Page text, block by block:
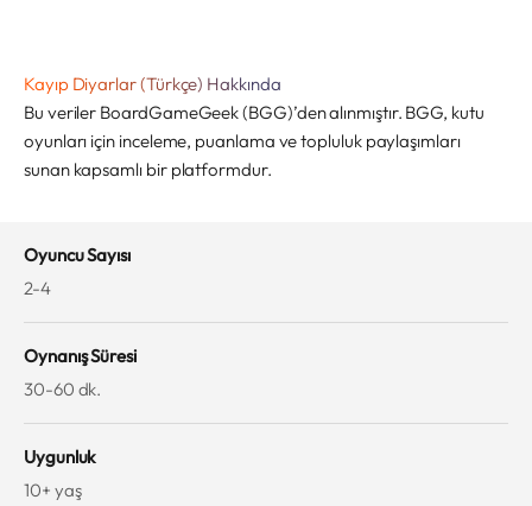
Kayıp Diyarlar (Türkçe) Hakkında
Bu veriler BoardGameGeek (BGG)’den alınmıştır. BGG, kutu
oyunları için inceleme, puanlama ve topluluk paylaşımları
sunan kapsamlı bir platformdur.
Oyuncu Sayısı
2-4
Oynanış Süresi
30-60 dk.
Uygunluk
10+ yaş